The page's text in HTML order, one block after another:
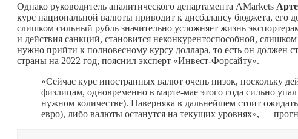
Однако руководитель аналитического департамента AMarkets
курс национальной валюты приводит к дисбалансу бюджета, его
слишком сильный рубль значительно усложняет жизнь
и действия санкций, становится неконкурентоспособной,
нужно прийти к полновесному курсу доллара, то есть он должен
страны на 2022 год, пояснил эксперт «Инвест-Форсайту».
«Сейчас курс иностранных валют очень низок, поскольку
физлицам, одновременно в марте-мае этого года сильно
нужном количестве). Наверняка в дальнейшем стоит
евро), либо валюты останутся на текущих уровнях», —